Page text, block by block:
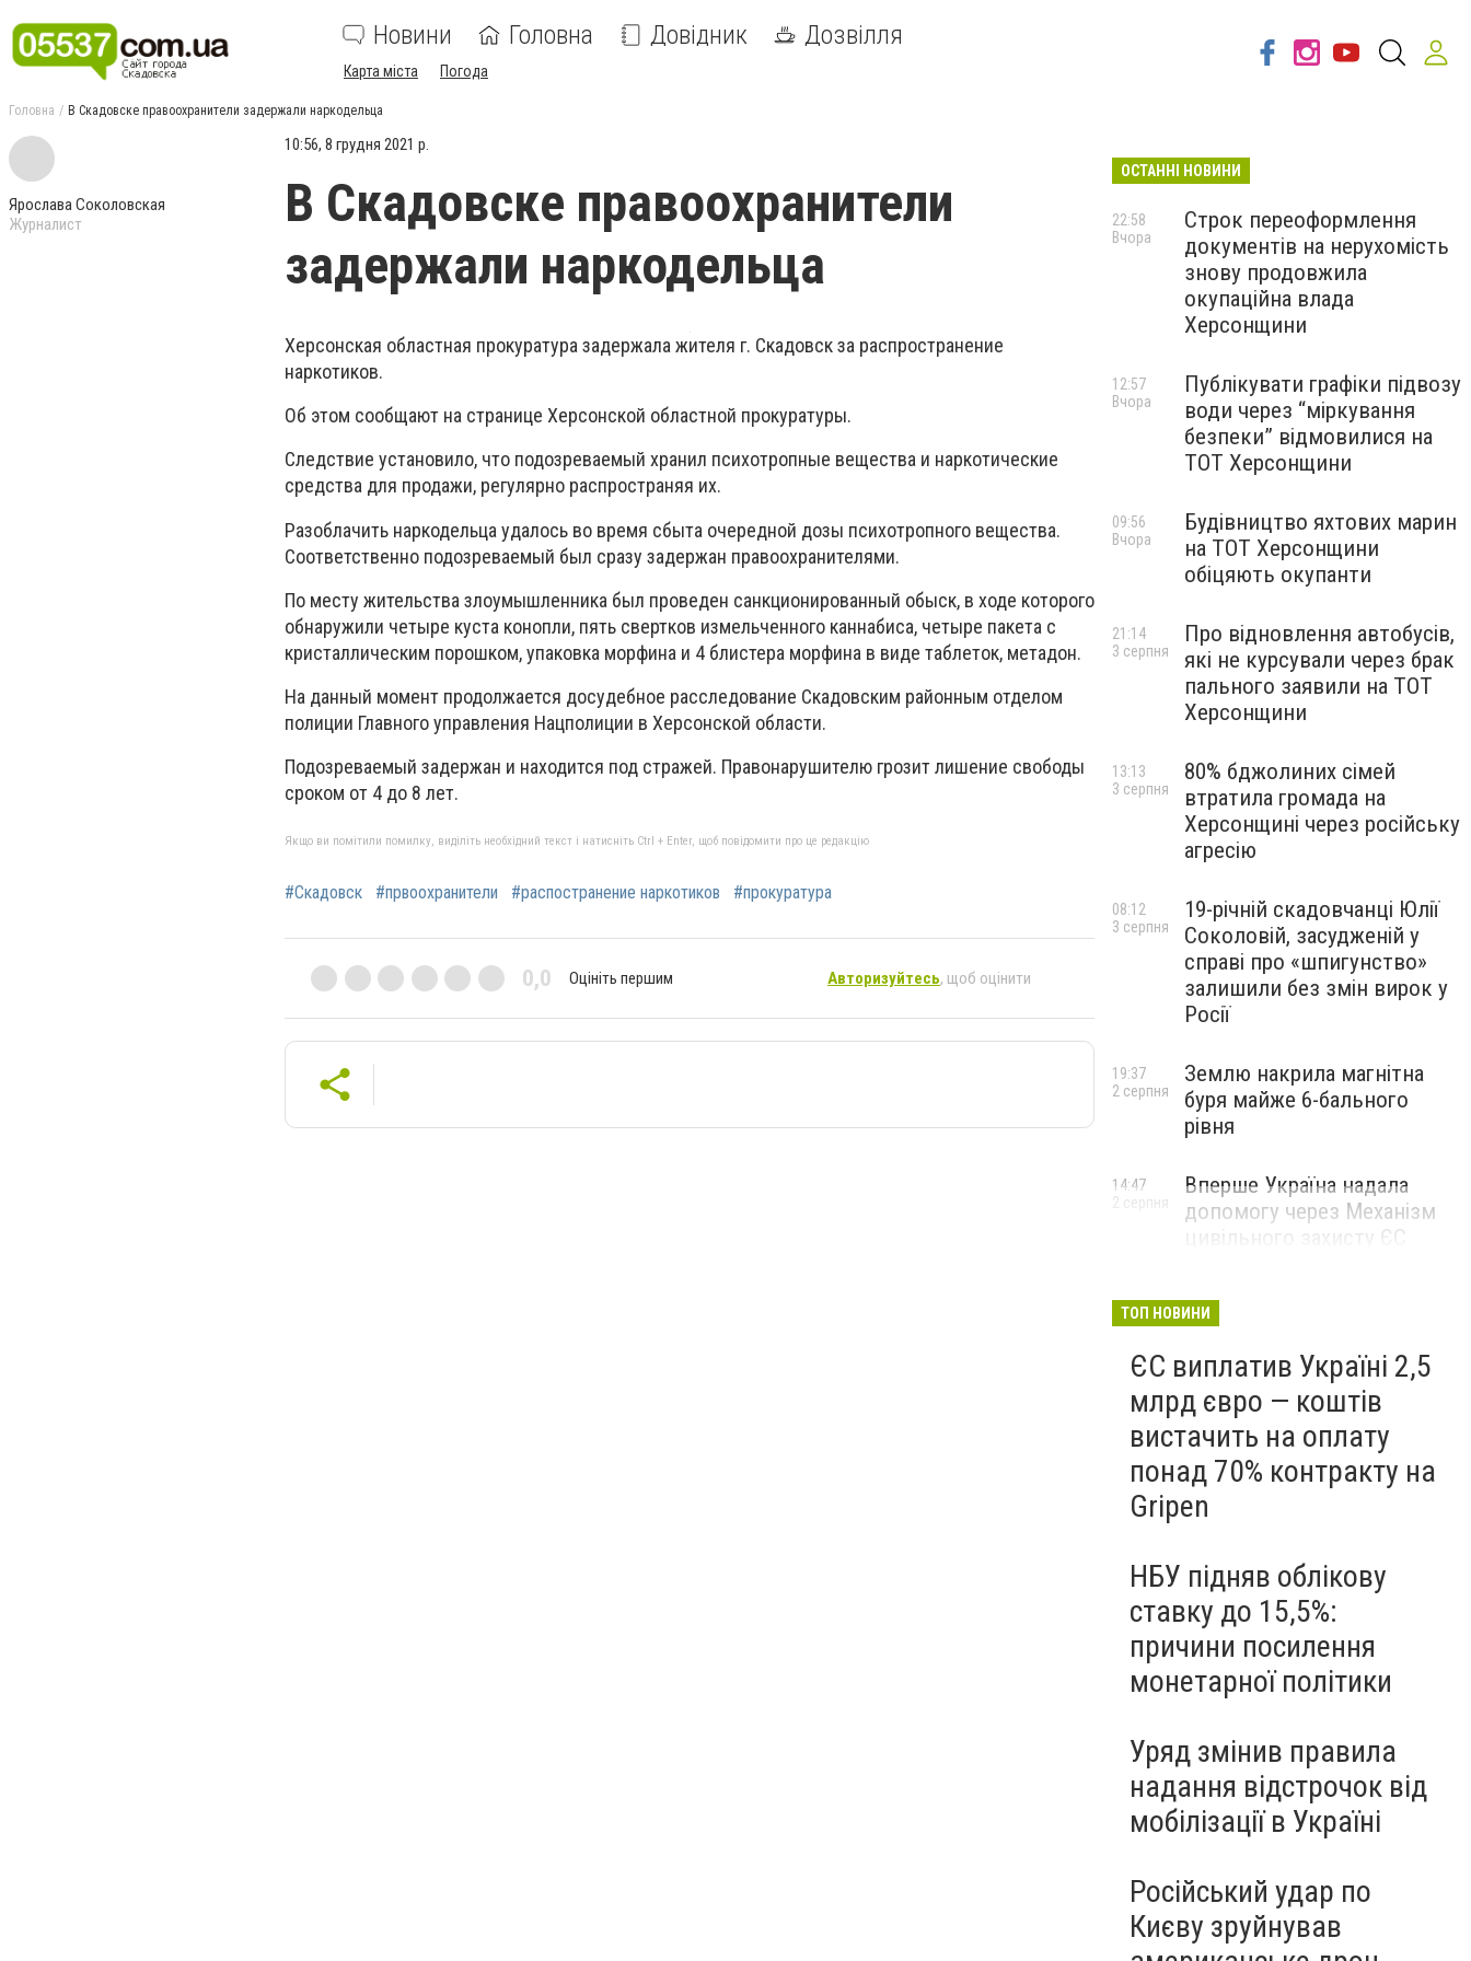
Новини Головна Довідник Дозвілля
Карта міста Погода
Головна В Скадовске правоохранители задержали наркодельца
Ярослава Соколовская
Журналист
10:56, 8 грудня 2021 р.
В Скадовске правоохранители
задержали наркодельца
Херсонская областная прокуратура задержала жителя г. Скадовск за распространение
наркотиков.
Об этом сообщают на странице Херсонской областной прокуратуры.
Следствие установило, что подозреваемый хранил психотропные вещества и наркотические
средства для продажи, регулярно распространяя их.
Разоблачить наркодельца удалось во время сбыта очередной дозы психотропного вещества.
Соответственно подозреваемый был сразу задержан правоохранителями.
По месту жительства злоумышленника был проведен санкционированный обыск, в ходе которого
обнаружили четыре куста конопли, пять свертков измельченного каннабиса, четыре пакета с
кристаллическим порошком, упаковка морфина и 4 блистера морфина в виде таблеток, метадон.
На данный момент продолжается досудебное расследование Скадовским районным отделом
полиции Главного управления Нацполиции в Херсонской области.
Подозреваемый задержан и находится под стражей. Правонарушителю грозит лишение свободы
сроком от 4 до 8 лет.
Якщо ви помітили помилку, виділіть необхідний текст і натисніть Ctrl + Enter, щоб повідомити про це редакцію
#Скадовск #првоохранители #распостранение наркотиков #прокуратура
0,0 Оцініть першим Авторизуйтесь, щоб оцінити
ОСТАННІ НОВИНИ
Строк переоформлення
документів на нерухомість
знову продовжила
окупаційна влада
Херсонщини
22:58
Вчора
Публікувати графіки підвозу
води через “міркування
безпеки” відмовилися на
ТОТ Херсонщини
12:57
Вчора
Будівництво яхтових марин
на ТОТ Херсонщини
обіцяють окупанти
09:56
Вчора
Про відновлення автобусів,
які не курсували через брак
пального заявили на ТОТ
Херсонщини
21:14
3 серпня
80% бджолиних сімей
втратила громада на
Херсонщині через російську
агресію
13:13
3 серпня
19-річній скадовчанці Юлії
Соколовій, засудженій у
справі про «шпигунство»
залишили без змін вирок у
Росії
08:12
3 серпня
Землю накрила магнітна
буря майже 6-бального
рівня
19:37
2 серпня
Вперше Україна надала
допомогу через Механізм
цивільного захисту ЄС
14:47
2 серпня
ТОП НОВИНИ
ЄС виплатив Україні 2,5
млрд євро — коштів
вистачить на оплату
понад 70% контракту на
Gripen
НБУ підняв облікову
ставку до 15,5%:
причини посилення
монетарної політики
Уряд змінив правила
надання відстрочок від
мобілізації в Україні
Російський удар по
Києву зруйнував